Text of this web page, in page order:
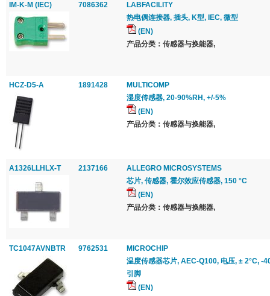
IM-K-M (IEC) 7086362
LABFACILITY
热电偶连接器, 插头, K型, IEC, 微型
(EN)
产品分类：传感器与换能器,
HCZ-D5-A 1891428
MULTICOMP
湿度传感器, 20-90%RH, +/-5%
(EN)
产品分类：传感器与换能器,
A1326LLHLX-T 2137166
ALLEGRO MICROSYSTEMS
芯片, 传感器, 霍尔效应传感器, 150 °C
(EN)
产品分类：传感器与换能器,
TC1047AVNBTR 9762531
MICROCHIP
温度传感器芯片, AEC-Q100, 电压, ± 2°C, -
引脚
(EN)